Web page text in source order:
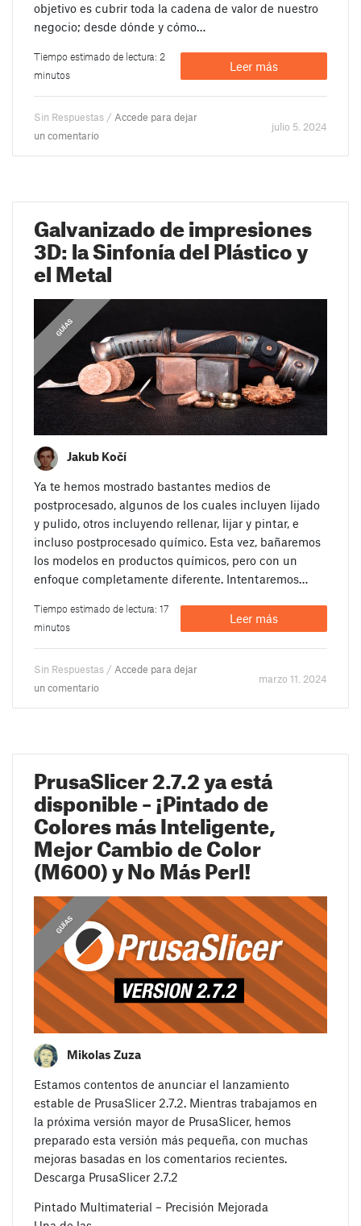
objetivo es cubrir toda la cadena de valor de nuestro
negocio; desde dónde y cómo…
Tiempo estimado de lectura: 2
minutos
Leer más
Sin Respuestas / Accede para dejar
un comentario
julio 5. 2024
Galvanizado de impresiones
3D: la Sinfonía del Plástico y
el Metal
GUÍAS
Jakub Kočí
Ya te hemos mostrado bastantes medios de
postprocesado, algunos de los cuales incluyen lijado
y pulido, otros incluyendo rellenar, lijar y pintar, e
incluso postprocesado químico. Esta vez, bañaremos
los modelos en productos químicos, pero con un
enfoque completamente diferente. Intentaremos…
Tiempo estimado de lectura: 17
minutos
Leer más
Sin Respuestas /Accede para dejar
un comentario
marzo 11. 2024
PrusaSlicer 2.7.2 ya está
disponible – ¡Pintado de
Colores más Inteligente,
Mejor Cambio de Color
(M600) y No Más Perl!
GUÍAS
GUÍAS
Mikolas Zuza
Estamos contentos de anunciar el lanzamiento
estable de PrusaSlicer 2.7.2. Mientras trabajamos en
la próxima versión mayor de PrusaSlicer, hemos
preparado esta versión más pequeña, con muchas
mejoras basadas en los comentarios recientes.
Descarga PrusaSlicer 2.7.2
Pintado Multimaterial – Precisión Mejorada